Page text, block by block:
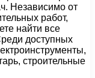
Независимо от
работ,
найти все
доступных
строительные